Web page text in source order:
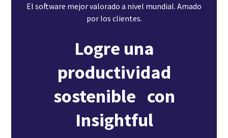
El software mejor valorado a nivel mundial. Amado
por los clientes.
Logre una
productividad
sostenible con
Insightful